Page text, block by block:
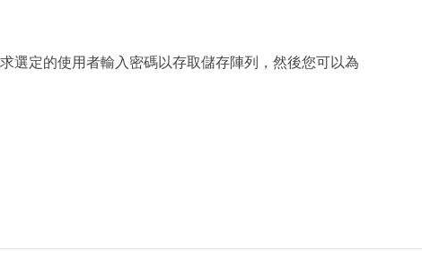
選定的使用者輸入密碼以存取儲存陣列，然後您可以為